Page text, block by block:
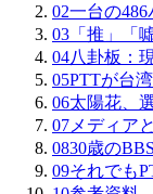
02一台の
03 「推」「
04八卦板：
05PTTが台
06太陽花、
07 メディア
0830歳の
09それでも